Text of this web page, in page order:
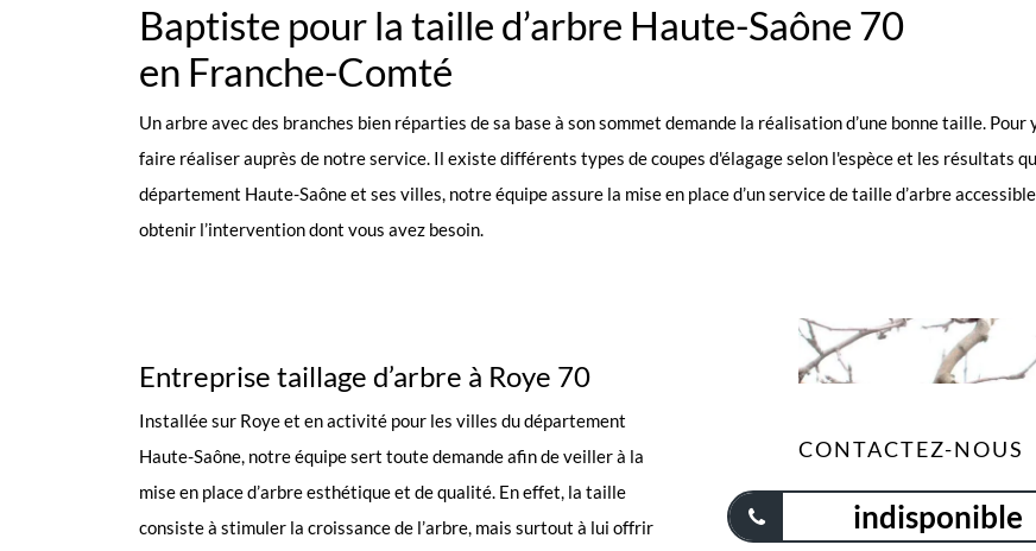
Baptiste pour la taille d’arbre Haute-Saône 70
en Franche-Comté
Un arbre avec des branches bien réparties de sa base à son sommet demande la réalisation d’une bonne taille.
faire réaliser auprès de notre service. Il existe différents types de coupes d'élagage selon l'espèce et les résultats
département Haute-Saône et ses villes, notre équipe assure la mise en place d’un service de taille d’arbre
obtenir l’intervention dont vous avez besoin.
Entreprise taillage d’arbre à Roye 70
Installée sur Roye et en activité pour les villes du département
Haute-Saône, notre équipe sert toute demande afin de veiller à la
mise en place d’arbre esthétique et de qualité. En effet, la taille
consiste à stimuler la croissance de l’arbre, mais surtout à lui offrir
CONTACTEZ-NOUS
indisponible